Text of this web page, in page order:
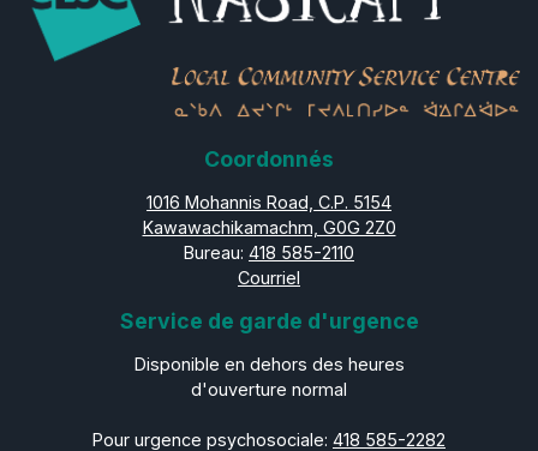
Coordonnés
1016 Mohannis Road, C.P. 5154
Kawawachikamachm, G0G 2Z0
Bureau: 418 585-2110
Courriel
Service de garde d'urgence
Disponible en dehors des heures
d'ouverture normal
Pour urgence psychosociale: 418 585-2282